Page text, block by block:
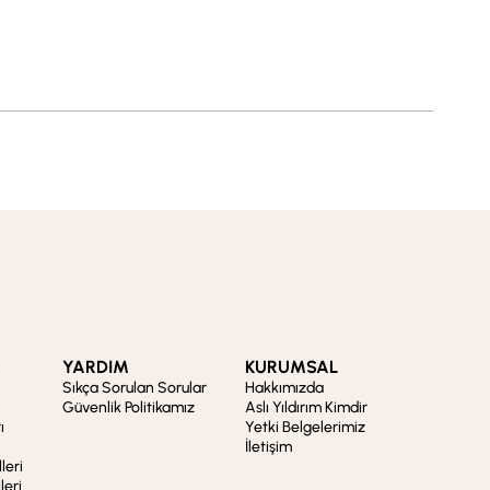
YARDIM
Sıkça Sorulan Sorular
Güvenlik Politikamız
KURUMSAL
Hakkımızda
Aslı Yıldırım Kimdir
Yetki Belgelerimiz
İletişim